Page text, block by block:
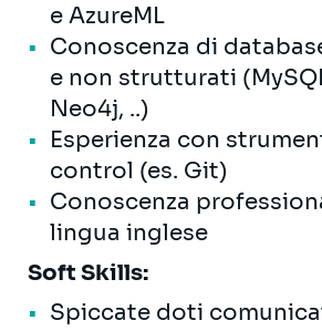
e AzureML
Conoscenza di
e non strutturati
Neo4j, ..)
Esperienza con
control (es. Git)
Conoscenza
lingua inglese
Soft Skills:
Spiccate doti